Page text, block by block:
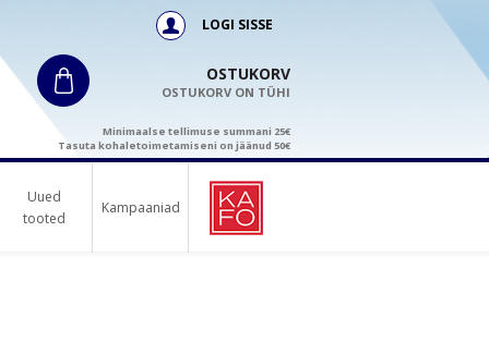
LOGI SISSE
OSTUKORV
OSTUKORV ON TÜHI
Minimaalse tellimuse summani 25€
Tasuta kohaletoimetamiseni on jäänud 50€
Uued
tooted
Kampaaniad